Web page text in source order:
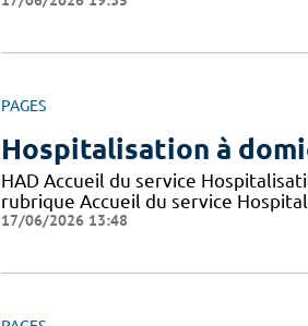
PAGES
Hospitalisation à
HAD Accueil du service
rubrique Accueil du service
17/06/2026 13:48